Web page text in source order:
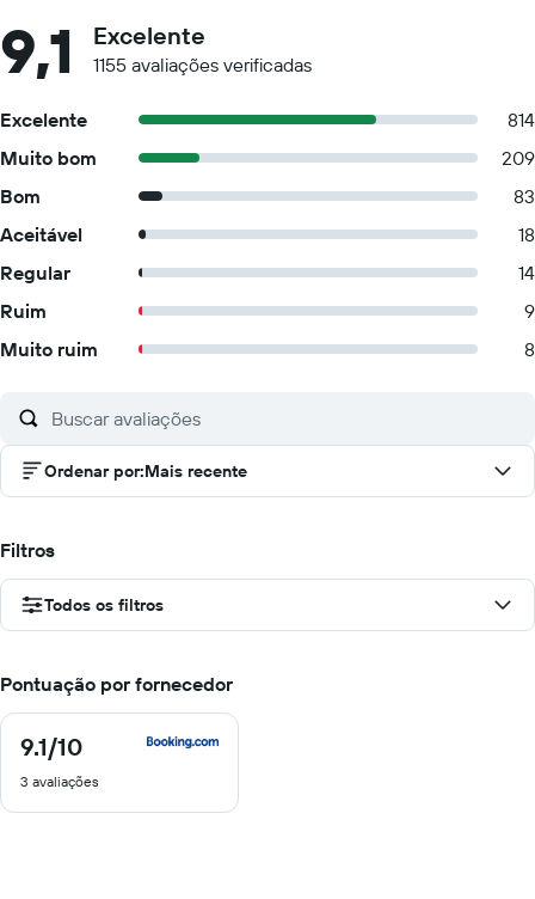
9,1 Excelente
1155 avaliações verificadas
Excelente
814
Muito bom
209
Bom
83
Aceitável
18
Regular
14
Ruim
9
Muito ruim
8
Ordenar por:Mais recente
Filtros
Todos os filtros
Pontuação por fornecedor
9.1/10
9.1
10
3 avaliações